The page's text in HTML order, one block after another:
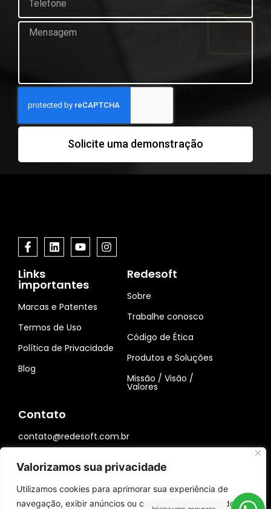
Valorizamos sua privacidade
Utilizamos cookies para aprimorar sua experiência de
navegação, exibir anúncios ou conteúdo personalizado e
Solicite uma demonstração
Links
importantes
Marcas e Patentes
Termos de Uso
Política de Privacidade
Blog
Redesoft
Sobre
Trabalhe conosco
Código de Ética
Produtos e Soluções
Missão / Visão /
Valores
Contato
contato@redesoft.com.br
Altiplano Cabo Branco, João Pessoa - PB, CEP
58046-090